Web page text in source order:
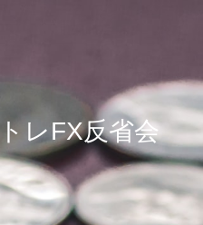
レFX反省会